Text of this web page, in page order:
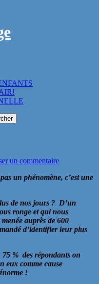
un commentaire
un phénomène, c’est une
de nos jours ? D’un
ronge et qui nous
auprès de 600
d’identifier leur plus
% des répondants on
eux comme cause
!